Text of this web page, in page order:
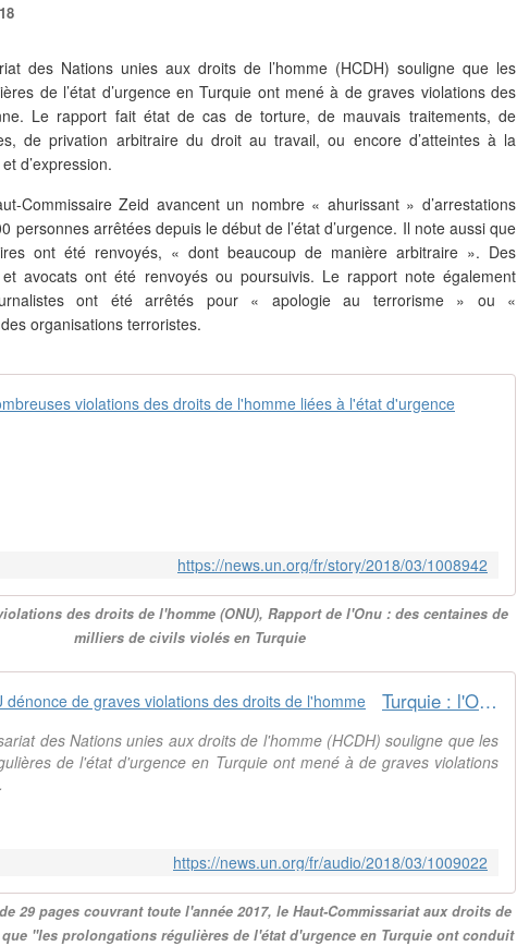
des Nations unies aux droits de l’homme (HCDH) souligne que les
de l’état d’urgence en Turquie ont mené à de graves violations des
Le rapport fait état de cas de torture, de mauvais traitements, de
de privation arbitraire du droit au travail, ou encore d’atteintes à la
d’expression.
Commissaire Zeid avancent un nombre « ahurissant » d’arrestations
personnes arrêtées depuis le début de l’état d’urgence. Il note aussi que
ont été renvoyés, « dont beaucoup de manière arbitraire ». Des
avocats ont été renvoyés ou poursuivis. Le rapport note également
ont été arrêtés pour « apologie au terrorisme » ou «
organisations terroristes.
n
https://news.un.org/fr/story/2018/03/1008942
des droits de l'homme (ONU), Rapport de l'Onu : des centaines de
milliers de civils violés en Turquie
Turquie : l'ONU dénonce de graves violations des droits de l'homme
des Nations unies aux droits de l'homme (HCDH) souligne que les
de l'état d'urgence en Turquie ont mené à de graves violations
https://news.un.org/fr/audio/2018/03/1009022
29 pages couvrant toute l'année 2017, le Haut-Commissariat aux droits de
"les prolongations régulières de l'état d'urgence en Turquie ont conduit